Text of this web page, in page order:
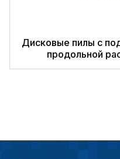
Дисковые пилы с
продольной